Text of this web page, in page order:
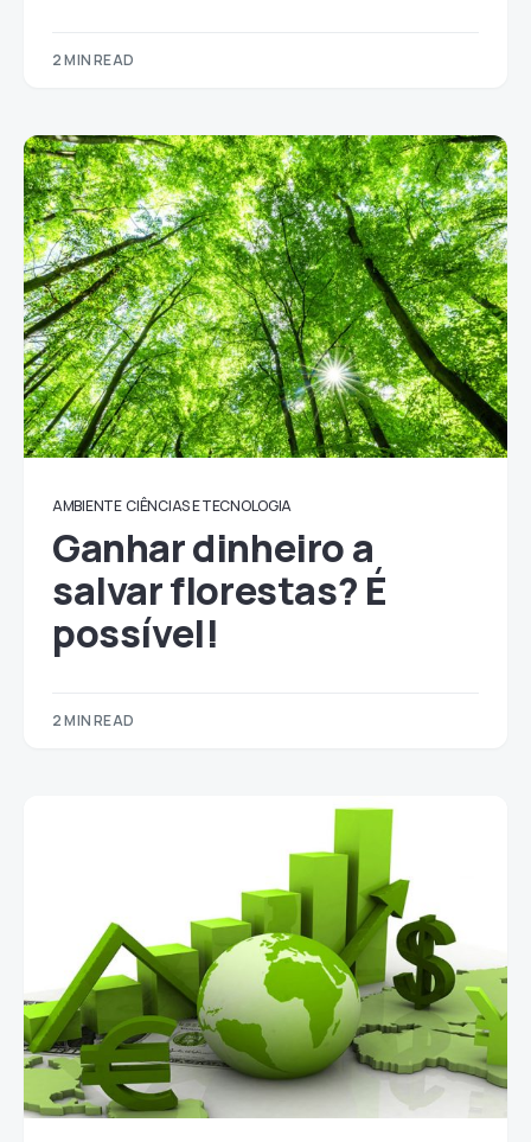
2 MIN READ
AMBIENTE CIÊNCIAS E TECNOLOGIA
Ganhar dinheiro a
salvar florestas? É
possível!
2 MIN READ